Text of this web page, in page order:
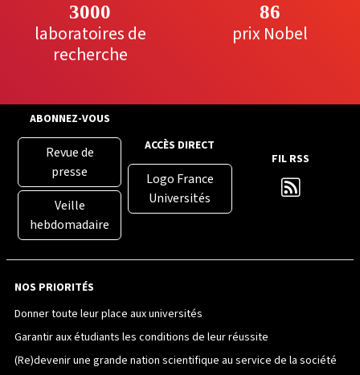
3000
laboratoires de
recherche
86
prix Nobel
ABONNEZ-VOUS
Revue de
presse
Veille
hebdomadaire
ACCÈS DIRECT
Logo France
Universités
FIL RSS
NOS PRIORITÉS
Donner toute leur place aux universités
Garantir aux étudiants les conditions de leur réussite
(Re)devenir une grande nation scientifique au service de la société